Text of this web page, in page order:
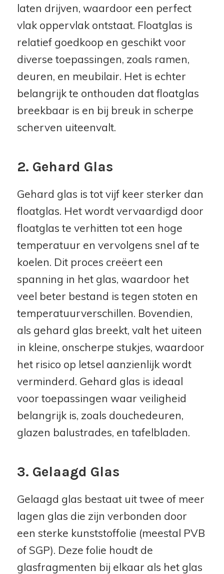
laten drijven, waardoor een perfect
vlak oppervlak ontstaat. Floatglas is
relatief goedkoop en geschikt voor
diverse toepassingen, zoals ramen,
deuren, en meubilair. Het is echter
belangrijk te onthouden dat floatglas
breekbaar is en bij breuk in scherpe
scherven uiteenvalt.
2. Gehard Glas
Gehard glas is tot vijf keer sterker dan
floatglas. Het wordt vervaardigd door
floatglas te verhitten tot een hoge
temperatuur en vervolgens snel af te
koelen. Dit proces creëert een
spanning in het glas, waardoor het
veel beter bestand is tegen stoten en
temperatuurverschillen. Bovendien,
als gehard glas breekt, valt het uiteen
in kleine, onscherpe stukjes, waardoor
het risico op letsel aanzienlijk wordt
verminderd. Gehard glas is ideaal
voor toepassingen waar veiligheid
belangrijk is, zoals douchedeuren,
glazen balustrades, en tafelbladen.
3. Gelaagd Glas
Gelaagd glas bestaat uit twee of meer
lagen glas die zijn verbonden door
een sterke kunststoffolie (meestal PVB
of SGP). Deze folie houdt de
glasfragmenten bij elkaar als het glas